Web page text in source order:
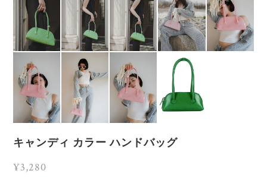
キャンディ カラー ハンドバッグ
¥3,280